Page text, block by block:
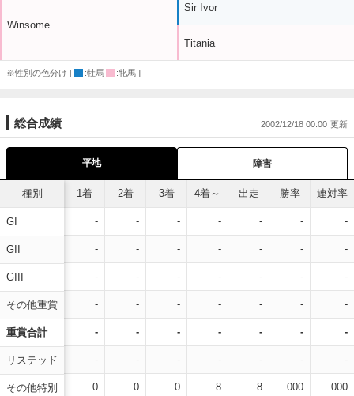
Winsome
Sir Ivor
Titania
※性別の色分け [ :牡馬 :牝馬 ]
総合成績 2002/12/18 00:00
平地 障害
種別
GI
GII
GIII
その他重賞
重賞合計
リステッド
その他特別
1着 2着 3着 4着～ 出走 勝率 連対率
- - - - - - -
- - - - - - -
- - - - - - -
- - - - - - -
- - - - - - -
- - - - - - -
0 0 0 8 8 .000 .000